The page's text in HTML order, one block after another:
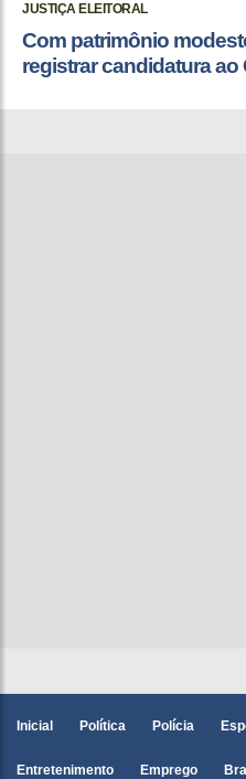
JUSTIÇA ELEITORAL
Com patrimônio
registrar candidatura ao
Inicial Política Polícia
Entretenimento Emprego